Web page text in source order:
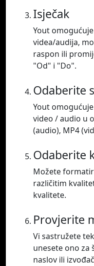
Isječak
Yout
videa/audija,
raspon ili
"Od" i "Do".
Odaberite
Yout
video / audio u
(audio), MP4
Odaberite
Možete
različitim
kvalitete.
Provjerite
Vi sastružete
unesete ono za
naslov ili